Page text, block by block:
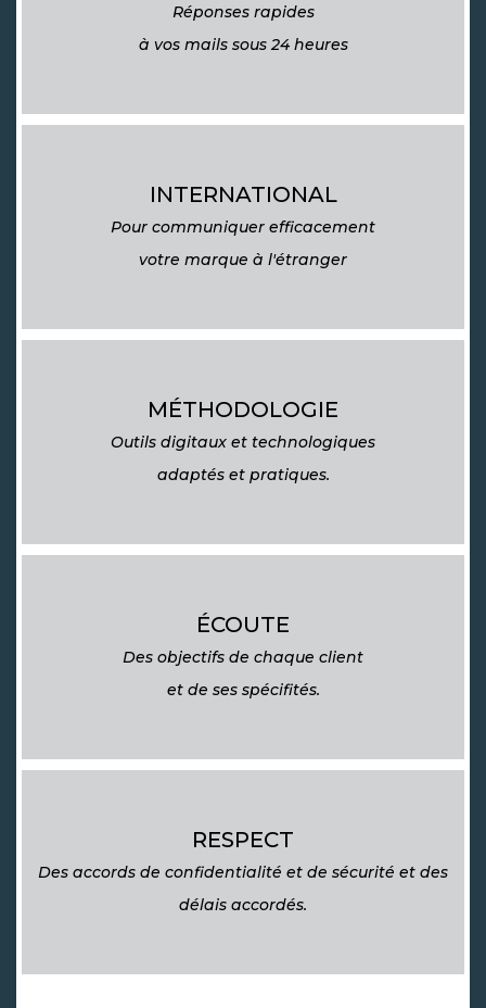
Réponses rapides
à vos mails sous 24 heures
INTERNATIONAL
Pour communiquer efficacement
votre marque à l'étranger
MÉTHODOLOGIE
Outils digitaux et technologiques
adaptés et pratiques.
ÉCOUTE
Des objectifs de chaque client
et de ses spécifités.
RESPECT
Des accords de confidentialité et de sécurité et des
délais accordés.